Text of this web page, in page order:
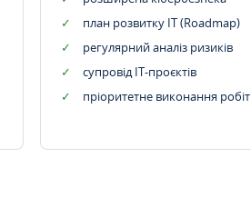
план розвитку IT (Roadmap)
регулярний аналіз ризиків
супровід ІТ-проєктів
пріоритетне виконання робіт